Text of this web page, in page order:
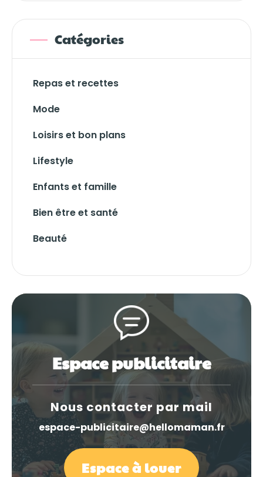
Catégories
Repas et recettes
Mode
Loisirs et bon plans
Lifestyle
Enfants et famille
Bien être et santé
Beauté
Espace publicitaire
Nous contacter par mail
espace-publicitaire@hellomaman.fr
Espace à louer